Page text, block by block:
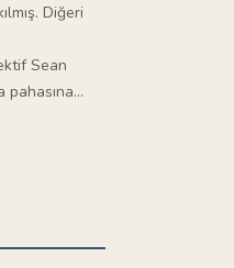
Diğeri
Sean